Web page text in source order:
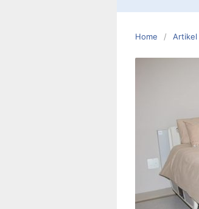
Home Artikel